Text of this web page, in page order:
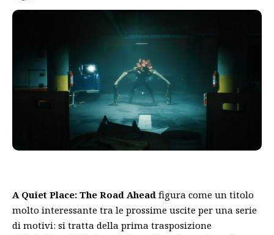
A Quiet Place: The Road Ahead figura come un titolo
molto interessante tra le prossime uscite per una serie
di motivi: si tratta della prima trasposizione